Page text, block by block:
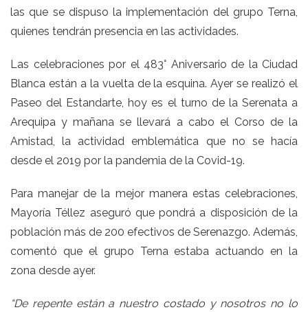
las que se dispuso la implementación del grupo Terna,
quienes tendrán presencia en las actividades.
Las celebraciones por el 483° Aniversario de la Ciudad
Blanca están a la vuelta de la esquina. Ayer se realizó el
Paseo del Estandarte, hoy es el turno de la Serenata a
Arequipa y mañana se llevará a cabo el Corso de la
Amistad, la actividad emblemática que no se hacía
desde el 2019 por la pandemia de la Covid-19.
Para manejar de la mejor manera estas celebraciones,
Mayoría Téllez aseguró que pondrá a disposición de la
población más de 200 efectivos de Serenazgo. Además,
comentó que el grupo Terna estaba actuando en la
zona desde ayer.
“De repente están a nuestro costado y nosotros no lo